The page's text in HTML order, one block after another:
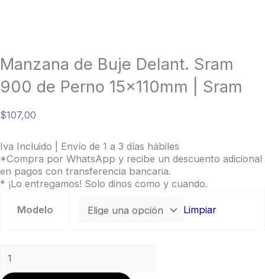
Manzana de Buje Delant. Sram
900 de Perno 15x110mm | Sram
$107,00
Iva Incluido | Envío de 1 a 3 días hábiles
*Compra por WhatsApp y recibe un descuento adicional
en pagos con transferencia bancaria.
* ¡Lo entregamos! Solo dinos como y cuando.
Modelo Limpiar